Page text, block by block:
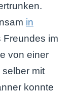
in
Freundes im
von einer
mit
konnte